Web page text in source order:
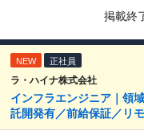
掲載終
NEW 正社員
ラ・ハイナ株式会社
インフラエンジニア｜領
託開発有／前給保証／リ